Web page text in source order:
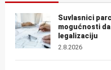
Suvlasnici
mogućnosti
legalizaciju
2.8.2026